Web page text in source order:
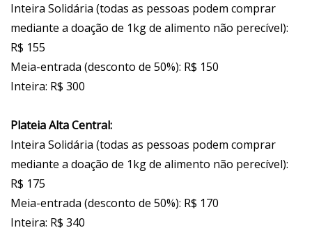
Inteira Solidária (todas as pessoas podem comprar
mediante a doação de 1kg de alimento não perecível):
R$ 155
Meia-entrada (desconto de 50%): R$ 150
Inteira: R$ 300
Plateia Alta Central:
Inteira Solidária (todas as pessoas podem comprar
mediante a doação de 1kg de alimento não perecível):
R$ 175
Meia-entrada (desconto de 50%): R$ 170
Inteira: R$ 340